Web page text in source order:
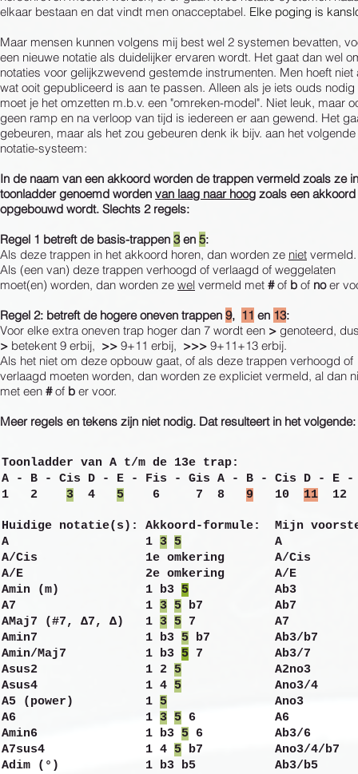
elkaar bestaan en dat vindt men onacceptabel. Elke poging is
Maar mensen kunnen volgens mij best wel 2 systemen bevatten,
een nieuwe notatie als duidelijker ervaren wordt. Het gaat dan wel
notaties voor gelijkzwevend gestemde instrumenten. Men hoeft niet
wat ooit gepubliceerd is aan te passen. Alleen als je iets ouds nodig
moet je het omzetten m.b.v. een "omreken-model". Niet leuk, maar
geen ramp en na verloop van tijd is iedereen er aan gewend. Het
gebeuren, maar als het zou gebeuren denk ik bijv. aan het volgende
notatie-systeem:
In de naam van een akkoord worden de trappen vermeld zoals ze
toonladder genoemd worden van laag naar hoog zoals een akkoord
opgebouwd wordt. Slechts 2 regels:
Regel 1 betreft de basis-trappen 3en 5:
Als deze trappen in het akkoord horen, dan worden ze niet vermeld.
Als (een van) deze trappen verhoogd of verlaagd of weggelaten
moet(en) worden, dan worden ze wel vermeld met #of b of noer
Regel 2: betreft de hogere oneven trappen 9, 11 en 13:
Voor elke extra oneven trap hoger dan 7 wordt een > genoteerd,
> betekent 9 erbij, >> 9+11 erbij, >>> 9+11+13 erbij.
Als het niet om deze opbouw gaat, of als deze trappen verhoogd of
verlaagd moeten worden, dan worden ze expliciet vermeld, al dan
met een #of b er voor.
Meer regels en tekens zijn niet nodig. Dat resulteert in het volgende:
Toonladder van A t/m de 13e trap:
A - B - Cis D - E - Fis - Gis A - B - Cis D - E -
1 2 3 4 5 6 7 8 9 10 11
Huidige notatie(s): Akkoord-formule: Mijn
A 1 3 5 A
A/Cis 1e omkering A/Cis
A/E 2e omkering A/E
Amin (m) 1 b3 5 Ab3
A7 1 3 5 b7 Ab7
AMaj7 (#7, Δ7, Δ) 1 3 5 7 A7
Amin7 1 b3 5 b7 Ab3/b7
Amin/Maj7 1 b3 5 7 Ab3/7
Asus2 1 2 5 A2no3
Asus4 1 4 5 Ano3/4
A5 (power) 1 5 Ano3
A6 1 3 5 6 A6
Amin6 1 b3 5 6 Ab3/6
A7sus4 1 4 5 b7 Ano3/4/b7
Adim (°) 1 b3 b5 Ab3/b5